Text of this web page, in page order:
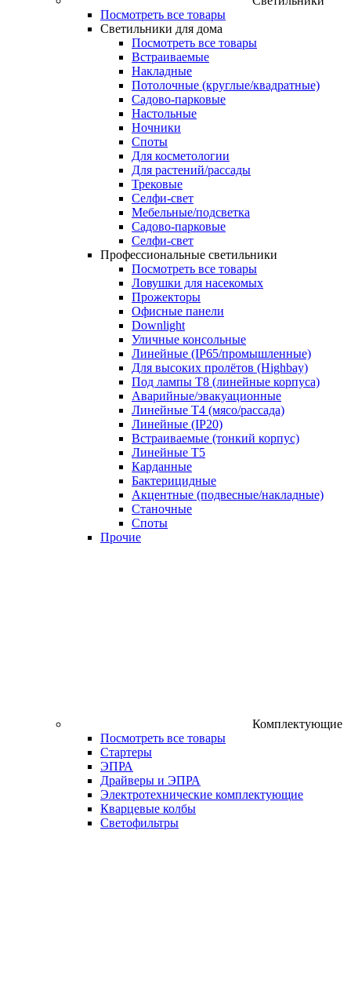
Посмотреть все товары
Светильники для дома
Посмотреть все товары
Встраиваемые
Накладные
Потолочные (круглые/квадратные)
Садово‑парковые
Настольные
Ночники
Споты
Для косметологии
Для растений/рассады
Трековые
Селфи‑свет
Мебельные/подсветка
Садово-парковые
Селфи-свет
Профессиональные светильники
Посмотреть все товары
Ловушки для насекомых
Прожекторы
Офисные панели
Downlight
Уличные консольные
Линейные (IP65/промышленные)
Для высоких пролётов (Highbay)
Под лампы T8 (линейные корпуса)
Аварийные/эвакуационные
Линейные T4 (мясо/рассада)
Линейные (IP20)
Встраиваемые (тонкий корпус)
Линейные T5
Карданные
Бактерицидные
Акцентные (подвесные/накладные)
Станочные
Споты
Прочие
Комплектующие
Посмотреть все товары
Стартеры
ЭПРА
Драйверы и ЭПРА
Электротехнические комплектующие
Кварцевые колбы
Светофильтры